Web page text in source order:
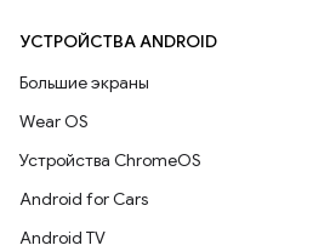
УСТРОЙСТВА ANDROID
Большие экраны
Wear OS
Устройства ChromeOS
Android for Cars
Android TV